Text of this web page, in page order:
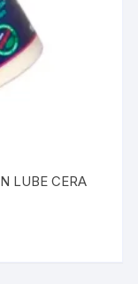
LUBE CERA